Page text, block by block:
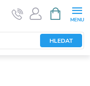
HLEDAT
NÁKUPNÍ
KOŠÍK